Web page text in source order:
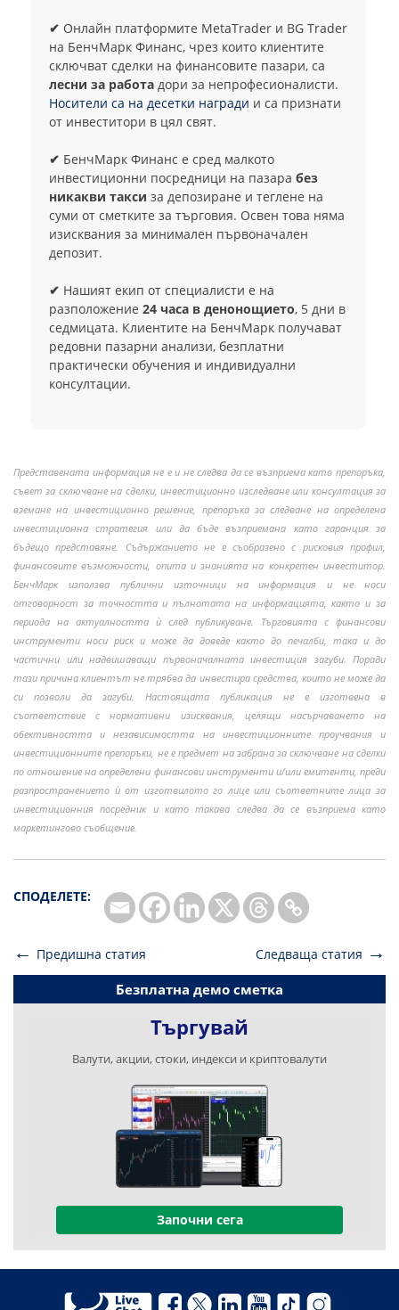
✔ Онлайн платформите MetaTrader и BG Trader
на БенчМарк Финанс, чрез които клиентите
сключват сделки на финансовите пазари, са
лесни за работа дори за непрофесионалисти.
Носители са на десетки награди и са признати
от инвеститори в цял свят.
✔ БенчМарк Финанс е сред малкото
инвестиционни посредници на пазара без
никакви такси за депозиране и теглене на
суми от сметките за търговия. Освен това няма
изисквания за минимален първоначален
депозит.
✔ Нашият екип от специалисти е на
разположение 24 часа в денонощието, 5 дни в
седмицата. Клиентите на БенчМарк получават
редовни пазарни анализи, безплатни
практически обучения и индивидуални
консултации.
Представената информация не е и не следва да се възприема като препоръка,
съвет за сключване на сделки, инвестиционно изследване или консултация за
вземане на инвестиционно решение, препоръка за следване на определена
инвестиционна стратегия или да бъде възприемана като гаранция за
бъдещо представяне. Съдържанието не е съобразено с рисковия профил,
финансовите възможности, опита и знанията на конкретен инвеститор.
БенчМарк използва публични източници на информация и не носи
отговорност за точността и пълнотата на информацията, както и за
периода на актуалността ѝ след публикуване. Търговията с финансови
инструменти носи риск и може да доведе както до печалби, така и до
частични или надвишаващи първоначалната инвестиция загуби. Поради
тази причина клиентът не трябва да инвестира средства, които не може да
си позволи да загуби. Настоящата публикация не е изготвена в
съответствие с нормативни изисквания, целящи насърчаването на
обективността и независимостта на инвестиционните проучвания и
инвестиционните препоръки, не е предмет на забрана за сключване на сделки
по отношение на определени финансови инструменти и/или емитенти, преди
разпространението ѝ от изготвилото го лице или съответните лица за
инвестиционния посредник и като такава следва да се възприема като
маркетингово съобщение.
СПОДЕЛЕТЕ:
Навигация
Предишна статия Следваща статия
Безплатна демо сметка
Търгувай
Валути, акции, стоки, индекси и криптовалути
Започни сега